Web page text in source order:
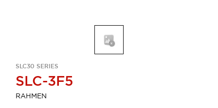
SLC30 SERIES
SLC-3F5
RAHMEN